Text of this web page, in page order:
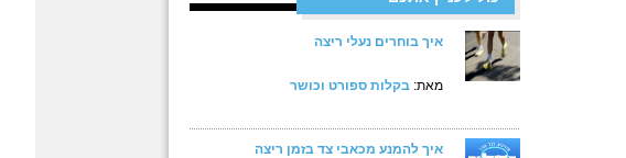
איך בוחרים נעלי ריצה
מאת: בקלות ספורט וכושר
איך להמנע מכאבי צד בזמן ריצה